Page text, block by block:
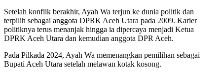
Setelah konflik berakhir, Ayah Wa terjun ke dunia politik dan
terpilih sebagai anggota DPRK Aceh Utara pada 2009. Karier
politiknya terus menanjak hingga ia dipercaya menjadi Ketua
DPRK Aceh Utara dan kemudian anggota DPR Aceh.
Pada Pilkada 2024, Ayah Wa memenangkan pemilihan sebagai
Bupati Aceh Utara setelah melawan kotak kosong.